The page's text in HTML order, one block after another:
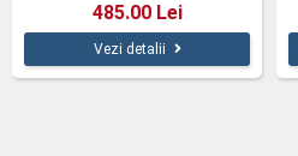
485.00 Lei
Vezi detalii